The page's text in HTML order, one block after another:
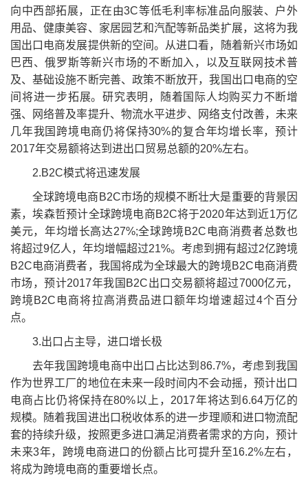
向中西部拓展，正在由3C等低毛利率标准品向服装、户外
用品、健康美容、家居园艺和汽配等新品类扩展，这将为我
国出口电商发展提供新的空间。从进口看，随着新兴市场如
巴西、俄罗斯等新兴市场的不断加入，以及互联网技术普
及、基础设施不断完善、政策不断放开，我国出口电商的空
间将进一步拓展。研究表明，随着国际人均购买力不断增
强、网络普及率提升、物流水平进步、网络支付改善，未来
几年我国跨境电商仍将保持30%的复合年均增长率，预计
2017年交易额将达到进出口贸易总额的20%左右。
2.B2C模式将迅速发展
全球跨境电商B2C市场的规模不断壮大是重要的背景因
素，埃森哲预计全球跨境电商B2C将于2020年达到近1万亿
美元，年均增长高达27%;全球跨境B2C电商消费者总数也
将超过9亿人，年均增幅超过21%。考虑到拥有超过2亿跨境
B2C电商消费者，我国将成为全球最大的跨境B2C电商消费
市场，预计2017年我国B2C出口交易额将超过7000亿元，
跨境B2C电商将拉高消费品进口额年均增速超过4个百分
点。
3.出口占主导，进口增长极
去年我国跨境电商中出口占比达到86.7%，考虑到我国
作为世界工厂的地位在未来一段时间内不会动摇，预计出口
电商占比仍将保持在80%以上，2017年将达到6.64万亿的
规模。随着我国进出口税收体系的进一步理顺和进口物流配
套的持续升级，按照更多进口满足消费者需求的方向，预计
未来3年，跨境电商进口的份额占比可提升至16.2%左右，
将成为跨境电商的重要增长点。